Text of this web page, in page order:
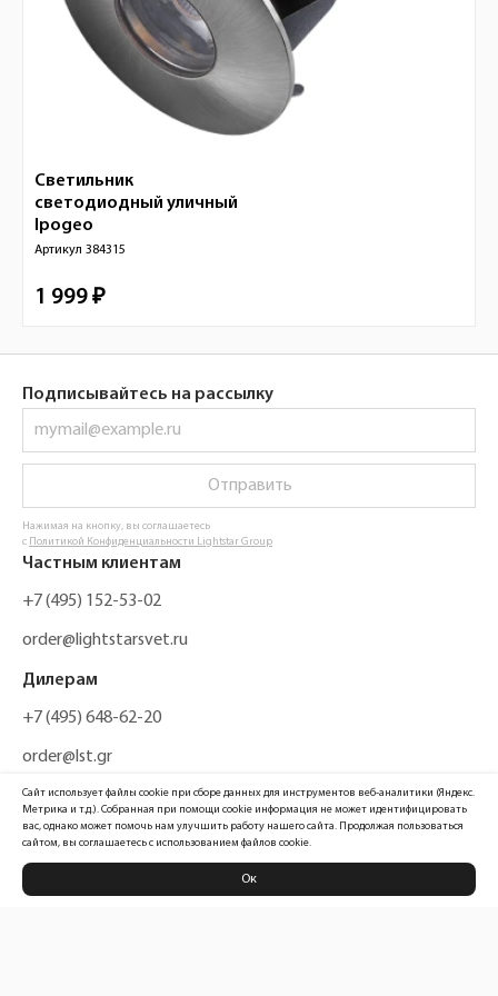
Светильник
светодиодный уличный
Ipogeo
Артикул 384315
1 999 ₽
Подписывайтесь на рассылку
Отправить
Нажимая на кнопку, вы соглашаетесь
с Политикой Конфиденциальности Lightstar Group
Частным клиентам
+7 (495) 152-53-02
order@lightstarsvet.ru
Дилерам
+7 (495) 648-62-20
order@lst.gr
Политика конфиденциальности
Сайт использует файлы cookie при сборе данных для инструментов веб-аналитики (Яндекс.
Метрика и т.д.). Собранная при помощи cookie информация не может идентифицировать
вас, однако может помочь нам улучшить работу нашего сайта. Продолжая пользоваться
сайтом, вы соглашаетесь с использованием файлов cookie.
Ок